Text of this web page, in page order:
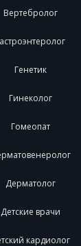
Вертебролог
Генетик
Гинеколог
Гомеопат
Дерматолог
Детские врачи
кардиолог